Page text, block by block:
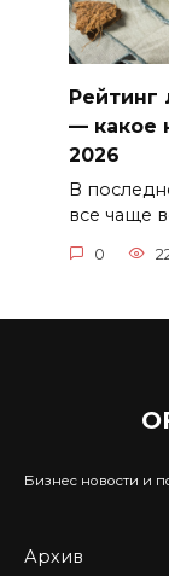
Рейтинг
— какое
2026
В
все чаще
0
Бизнес новости и
Архив